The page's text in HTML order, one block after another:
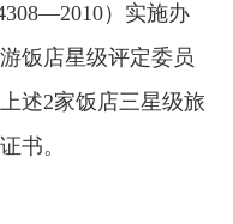
—2010）实施办
饭店星级评定委员
述2家饭店三星级旅
书。